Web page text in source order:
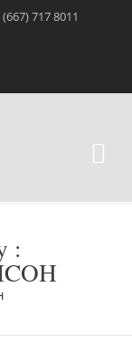
717 8011
: